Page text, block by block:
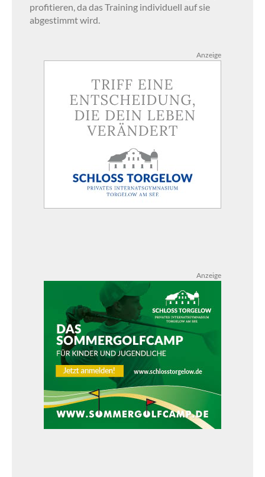
profitieren, da das Training individuell auf sie
abgestimmt wird.
Anzeige
Anzeige